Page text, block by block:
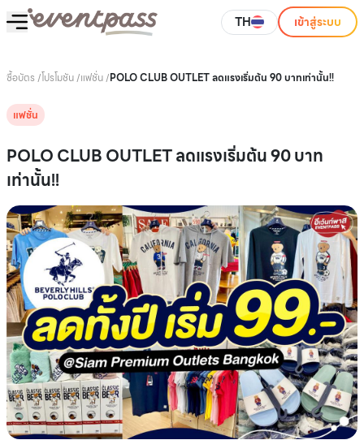
TH เข้าสู่ระบบ
ซื้อบัตร /โปรโมชัน/แฟชั่น/POLO CLUB OUTLET ลดแรงเริ่มต้น 90 บาทเท่านั้น!!
แฟชั่น
POLO CLUB OUTLET ลดแรงเริ่มต้น 90 บาท
เท่านั้น!!